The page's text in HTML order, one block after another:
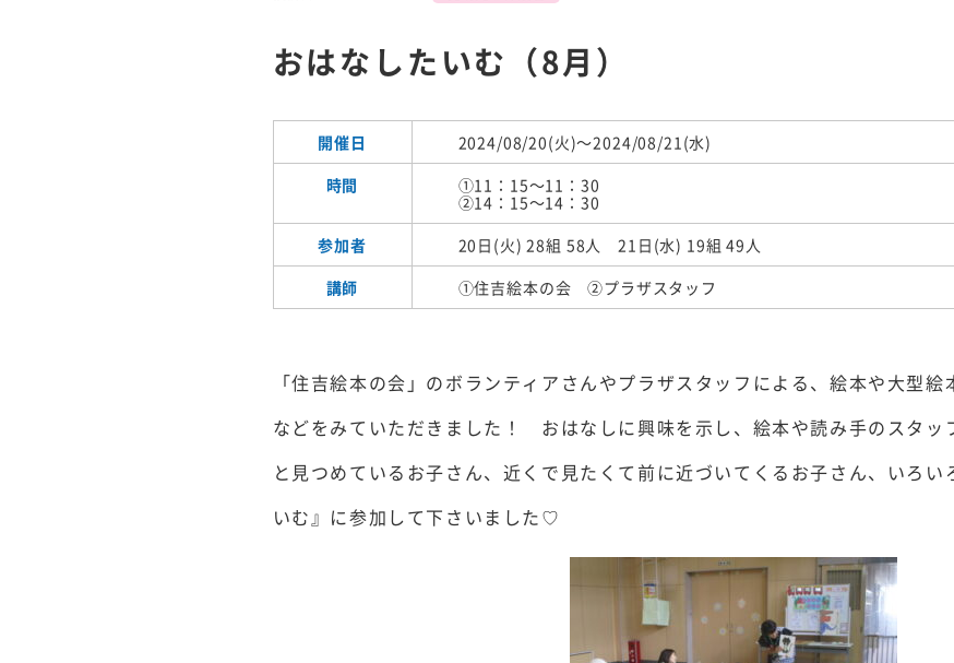
おはなしたいむ（8月）
開催日
2024/08/20(火)～2024/08/21(水)
時間
①11：15～11：30
②14：15～14：30
参加者
20日(火) 28組 58人 21日(水) 19組 49人
講師
①住吉絵本の会 ②プラザスタッフ
「住吉絵本の会」のボランティアさんやプラザスタッフによる、絵本や大型
などをみていただきました！ おはなしに興味を示し、絵本や読み手のスタッ
と見つめているお子さん、近くで見たくて前に近づいてくるお子さん、いろ
いむ』に参加して下さいました♡